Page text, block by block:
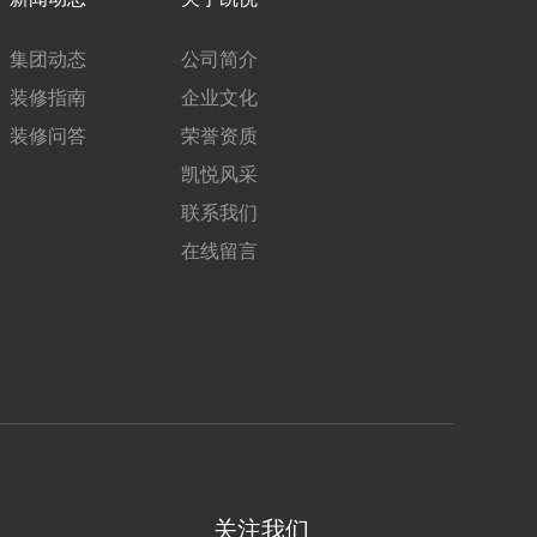
集团动态
装修指南
装修问答
公司简介
企业文化
荣誉资质
凯悦风采
联系我们
在线留言
关注我们